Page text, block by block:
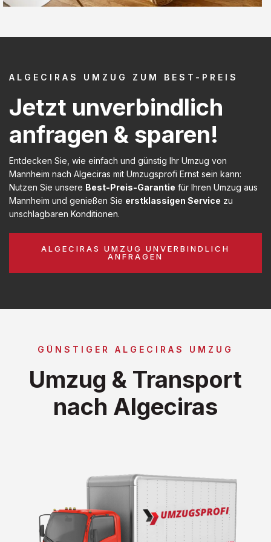
ALGECIRAS UMZUG ZUM BEST-PREIS
Jetzt unverbindlich
anfragen & sparen!
Entdecken Sie, wie einfach und günstig Ihr Umzug von
Mannheim nach Algeciras mit Umzugsprofi Ernst sein kann:
Nutzen Sie unsere Best-Preis-Garantie für Ihren Umzug aus
Mannheim und genießen Sie erstklassigen Service zu
unschlagbaren Konditionen.
ALGECIRAS UMZUG UNVERBINDLICH
ANFRAGEN
GÜNSTIGER ALGECIRAS UMZUG
Umzug & Transport
nach Algeciras